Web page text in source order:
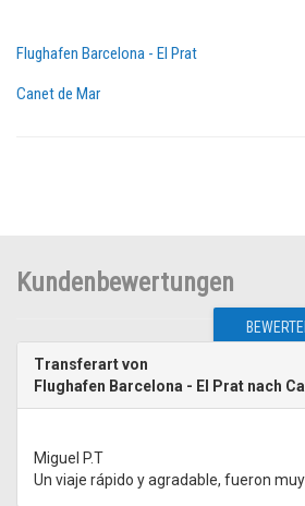
Flughafen Barcelona - El Prat
Canet de Mar
Kundenbewertungen
Transferart von
Flughafen Barcelona - El Prat nach
Miguel P.T
Un viaje rápido y agradable, fueron